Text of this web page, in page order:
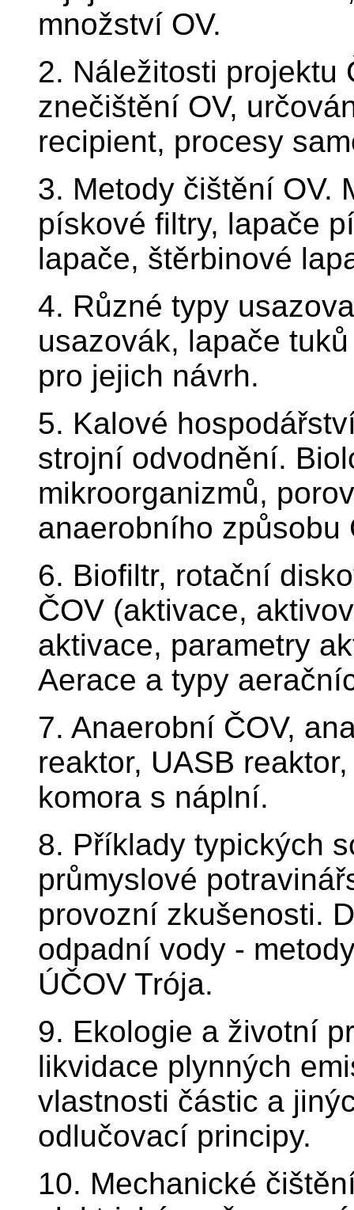
množství OV.
2. Náležitosti projektu
znečištění OV,
recipient, procesy
3. Metody čištění OV.
pískové filtry, lapače
lapače, štěrbinové
4. Různé typy
usazovák, lapače
pro jejich návrh.
5. Kalové
strojní odvodnění.
mikroorganizmů,
anaerobního způsobu
6. Biofiltr, rotační
ČOV (aktivace,
aktivace, parametry
Aerace a typy
7. Anaerobní ČOV,
reaktor, UASB
komora s náplní.
8. Příklady typických
průmyslové
provozní zkušenosti.
odpadní vody -
ÚČOV Trója.
9. Ekologie a životní
likvidace plynných
vlastnosti částic a
odlučovací principy.
10. Mechanické